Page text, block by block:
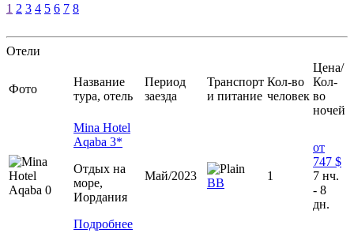
1 2 3 4 5 6 7 8
Отели
Фото
Название
тура, отель
Период
заезда
Транспорт
и питание
Кол-во
человек
Цена/
Кол-
во
ночей
Mina Hotel
Aqaba 3*
Отдых на
море,
Иордания
Подробнее
Май/2023
BB
1
от
747 $
7 нч.
- 8
дн.